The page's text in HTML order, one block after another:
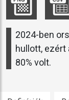
2024-ben
hullott, ezért
80% volt.